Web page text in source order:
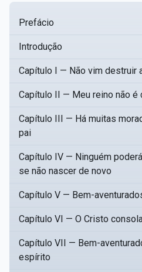
Prefácio
Introdução
Capítulo I — Não vim destruir
Capítulo II — Meu reino não é
Capítulo III — Há muitas
pai
Capítulo IV — Ninguém
se não nascer de novo
Capítulo V — Bem-
Capítulo VI — O Cristo
Capítulo VII — Bem-
espírito